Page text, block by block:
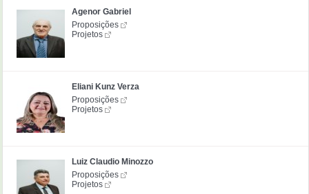
Agenor Gabriel
Proposições
Projetos
Eliani Kunz Verza
Proposições
Projetos
Luiz Claudio Minozzo
Proposições
Projetos